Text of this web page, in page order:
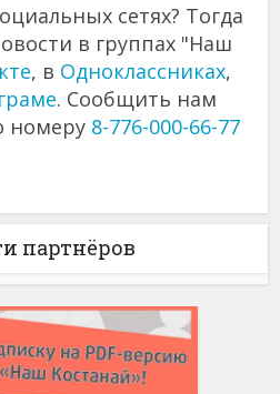
сетях? Тогда
в группах "Наш
, в Одноклассниках,
. Сообщить нам
номеру 8-776-000-66-77
партнёров